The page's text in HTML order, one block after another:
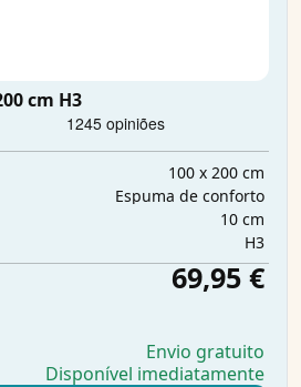
cm H3
100 x 200 cm
Espuma de conforto
10 cm
H3
69,95 €
Envio gratuito
Disponível imediatamente